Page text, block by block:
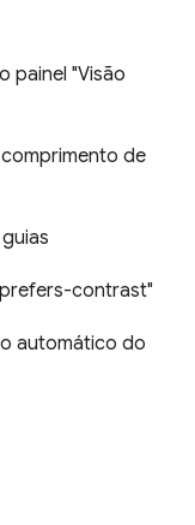
painel "Visão
de
contrast"
automático do